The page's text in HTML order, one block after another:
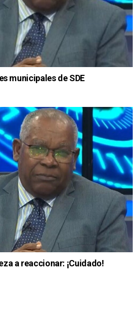
municipales de SDE
a reaccionar: ¡Cuidado!